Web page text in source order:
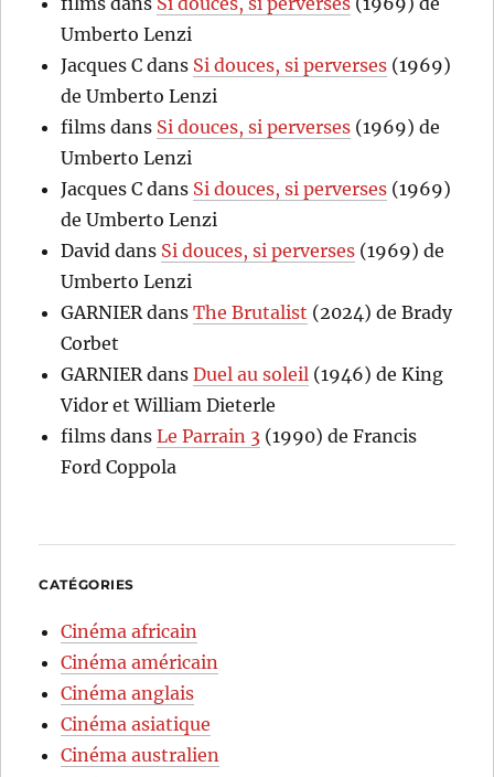
Umberto Lenzi
Jacques C dans Si douces, si perverses (1969)
de Umberto Lenzi
films dans Si douces, si perverses (1969) de
Umberto Lenzi
Jacques C dans Si douces, si perverses (1969)
de Umberto Lenzi
David dans Si douces, si perverses (1969) de
Umberto Lenzi
GARNIERdansThe Brutalist (2024) de Brady
Corbet
GARNIERdansDuel au soleil (1946) de King
Vidor et William Dieterle
films dansLe Parrain 3 (1990) de Francis
Ford Coppola
CATÉGORIES
Cinéma africain
Cinéma américain
Cinéma anglais
Cinéma asiatique
Cinéma australien